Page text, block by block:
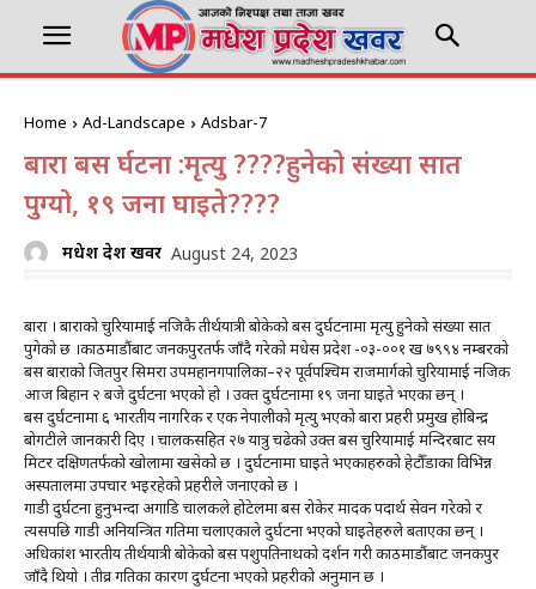
Home Ad-Landscape Adsbar-7
बारा बस दुर्घटना :मृत्यु ????हुनेको संख्या सात
पुग्यो, १९ जना घाइते????
मधेश प्रदेश खवर August 24, 2023
बारा । बाराको चुरियामाई नजिकै तीर्थयात्री बोकेको बस दुर्घटनामा मृत्यु हुनेको संख्या सात
पुगेको छ ।काठमाडौंबाट जनकपुरतर्फ जाँदै गरेको मधेस प्रदेश -०३-००१ ख ७९९४ नम्बरको
बस बाराको जितपुर सिमरा उपमहानगपालिका–२२ पूर्वपश्चिम राजमार्गको चुरियामाई नजिक
आज बिहान २ बजे दुर्घटना भएको हो । उक्त दुर्घटनामा १९ जना घाइते भएका छन् ।
बस दुर्घटनामा ६ भारतीय नागरिक र एक नेपालीको मृत्यु भएको बारा प्रहरी प्रमुख होबिन्द्र
बोगटीले जानकारी दिए । चालकसहित २७ यात्रु चढेको उक्त बस चुरियामाई मन्दिरबाट सय
मिटर दक्षिणतर्फको खोलामा खसेको छ । दुर्घटनामा घाइते भएकाहरुको हेटौँडाका विभिन्न
अस्पतालमा उपचार भइरहेको प्रहरीले जनाएको छ ।
गाडी दुर्घटना हुनुभन्दा अगाडि चालकले होटेलमा बस रोकेर मादक पदार्थ सेवन गरेको र
त्यसपछि गाडी अनियन्त्रित गतिमा चलाएकाले दुर्घटना भएको घाइतेहरुले बताएका छन् ।
अधिकांश भारतीय तीर्थयात्री बोकेको बस पशुपतिनाथको दर्शन गरी काठमाडौंबाट जनकपुर
जाँदै थियो । तीव्र गतिका कारण दुर्घटना भएको प्रहरीको अनुमान छ ।